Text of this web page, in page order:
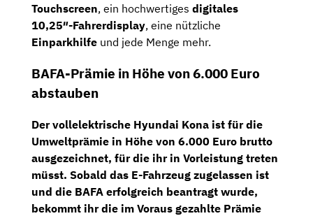
Touchscreen, ein hochwertiges digitales
10,25″-Fahrerdisplay, eine nützliche
Einparkhilfe und jede Menge mehr.
BAFA-Prämie in Höhe von 6.000 Euro
abstauben
Der vollelektrische Hyundai Kona ist für die
Umweltprämie in Höhe von 6.000 Euro brutto
ausgezeichnet, für die ihr in Vorleistung treten
müsst. Sobald das E-Fahrzeug zugelassen ist
und die BAFA erfolgreich beantragt wurde,
bekommt ihr die im Voraus gezahlte Prämie